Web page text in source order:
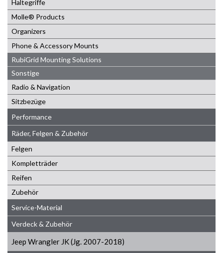
Haltegriffe
Molle® Products
Organizers
Phone & Accessory Mounts
RubiGrid Mounting Solutions
Sonstige
Radio & Navigation
Sitzbezüge
Performance
Räder, Felgen & Zubehör
Felgen
Kompletträder
Reifen
Zubehör
Service-Material
Verdeck & Zubehör
Jeep Wrangler JK (Jg. 2007-2018)